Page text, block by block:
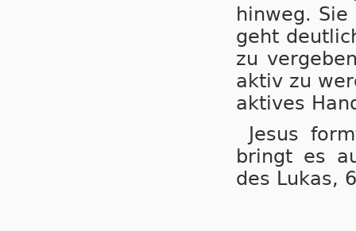
hin­weg.
geht
zu
ak­tiv zu
ak­ti­ves
Jesus
bringt es
des Lukas,